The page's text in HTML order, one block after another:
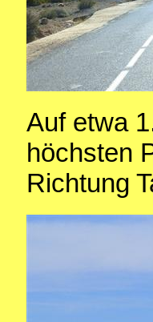
Auf etwa
höchsten
Richtung